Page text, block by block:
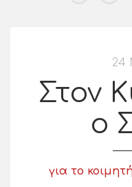
24
Στον
ο
για το